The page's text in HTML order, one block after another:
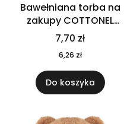
Bawełniana torba na
zakupy COTTONEL
COLOUR++ MO9846-11
7,70 zł
6,26 zł
Do koszyka